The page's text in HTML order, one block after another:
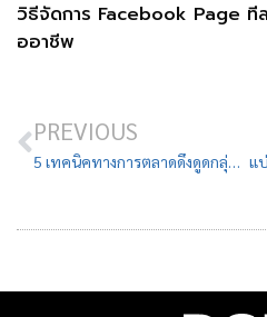
วิธีจัดการ Facebook Page ที
ออาชีพ
PREVIOUS
5 เทคนิคทางการตลาดดึงดูดกลุ่มลูกค้า Gen X ให้ตัดสินใจซื้อ